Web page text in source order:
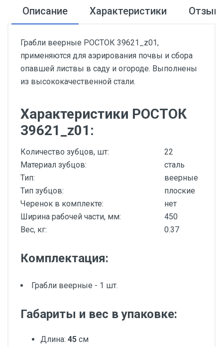
Описание Характеристики
Грабли веерные РОСТОК 39621_z01,
применяются для аэрирования почвы и сбора
опавшей листвы в саду и огороде. Выполнены
из высококачественной стали.
Характеристики РОСТОК
39621_z01:
Количество зубцов, шт:
22
Материал зубцов:
сталь
Тип:
веерные
Тип зубцов:
плоские
Черенок в комплекте:
нет
Ширина рабочей части, мм:
450
Вес, кг:
0.37
Комплектация:
Грабли веерные - 1 шт.
Габариты и вес в упаковке:
Длина: 45 см